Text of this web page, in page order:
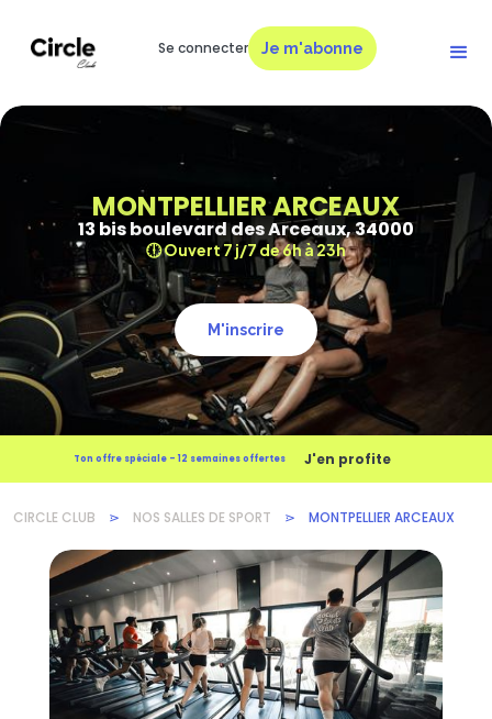
Se connecter Je m'abonne
MONTPELLIER ARCEAUX
13 bis boulevard des Arceaux, 34000
🕕 Ouvert 7 j/7 de 6h à 23h
M'inscrire
Ton offre spéciale - 12 semaines offertes J'en profite
CIRCLE CLUB ⋗ NOS SALLES DE SPORT ⋗ MONTPELLIER ARCEAUX